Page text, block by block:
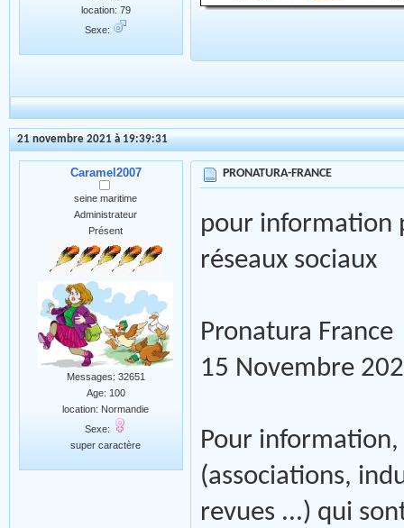
location: 79
Sexe:
21 novembre 2021 à 19:39:31
Caramel2007
seine maritime
Administrateur
Présent
Messages: 32651
Age: 100
location: Normandie
Sexe:
super caractère
PRONATURA-FRANCE
pour information
réseaux sociaux
Pronatura France
15 Novembre
Pour information,
(associations,
revues ...) qui